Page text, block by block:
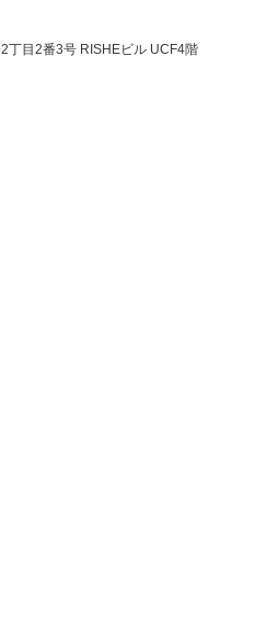
目2番3号 RISHEビル UCF4階